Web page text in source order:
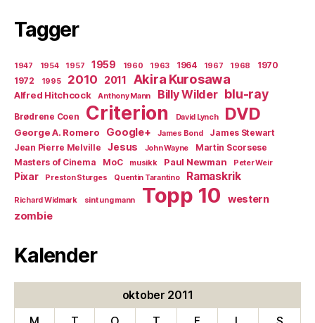
Tagger
1947 1954 1957 1959 1960 1963 1964 1967 1968
1970
1972
1995 2010 2011 Akira Kurosawa
Alfred Hitchcock Anthony Mann Billy Wilder blu-ray
Brødrene Coen Criterion David Lynch DVD
George A. Romero Google+ James Bond
James Stewart
Jean Pierre Melville
Jesus John Wayne
Martin Scorsese
Masters of Cinema
MoC musikk Paul Newman Peter Weir
Pixar Preston Sturges Quentin Tarantino Ramaskrik
Richard Widmark sint ung mann Topp 10
western
zombie
Kalender
oktober 2011